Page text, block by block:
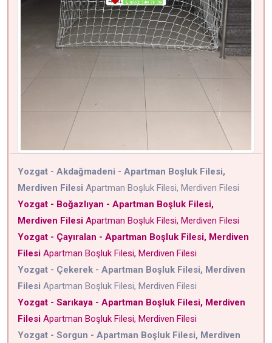
Yozgat - Akdağmadeni - Apartman Boşluk Filesi,
Merdiven Filesi Apartman Boşluk Filesi, Merdiven Filesi
Yozgat - Boğazlıyan - Apartman Boşluk Filesi,
Merdiven Filesi Apartman Boşluk Filesi, Merdiven Filesi
Yozgat - Çayıralan - Apartman Boşluk Filesi, Merdiven
Filesi Apartman Boşluk Filesi, Merdiven Filesi
Yozgat - Çekerek - Apartman Boşluk Filesi, Merdiven
Filesi Apartman Boşluk Filesi, Merdiven Filesi
Yozgat - Sarıkaya - Apartman Boşluk Filesi, Merdiven
Filesi Apartman Boşluk Filesi, Merdiven Filesi
Yozgat - Sorgun - Apartman Boşluk Filesi, Merdiven